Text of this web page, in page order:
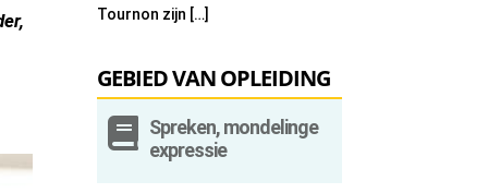
Tournon zijn […]
GEBIED VAN OPLEIDING
 Spreken, mondelinge
expressie